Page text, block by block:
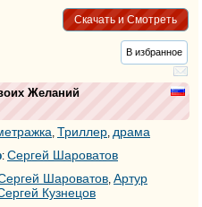
Скачать и Смотреть
В избранное
Желаний
, Триллер, драма
: Сергей Шароватов
Шароватов, Артур
Кузнецов